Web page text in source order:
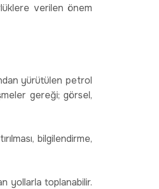
verilen önem
yürütülen petrol
gereği; görsel,
bilgilendirme,
yollarla toplanabilir.